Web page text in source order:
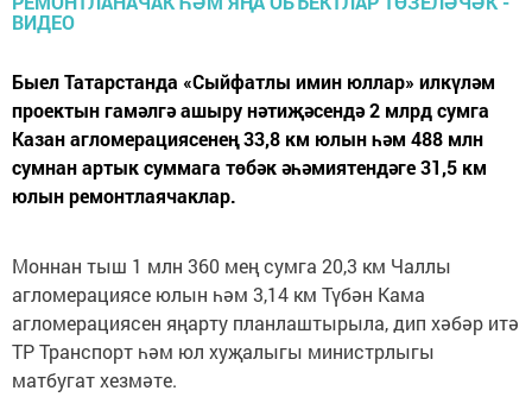
Быел Татарстанда «Сыйфатлы имин юллар» илкүләм
проектын гамәлгә ашыру нәтиҗәсендә 2 млрд сумга
Казан агломерациясенең 33,8 км юлын һәм 488 млн
сумнан артык суммага төбәк әһәмиятендәге 31,5 км
юлын ремонтлаячаклар.
Моннан тыш 1 млн 360 мең сумга 20,3 км Чаллы
агломерациясе юлын һәм 3,14 км Түбән Кама
агломерациясен яңарту планлаштырыла, дип хәбәр итә
ТР Транспорт һәм юл хуҗалыгы министрлыгы
матбугат хезмәте.